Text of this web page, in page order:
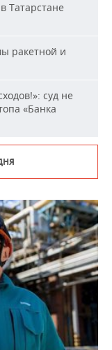
Татарстане
ракетной и
суд не
«Банка